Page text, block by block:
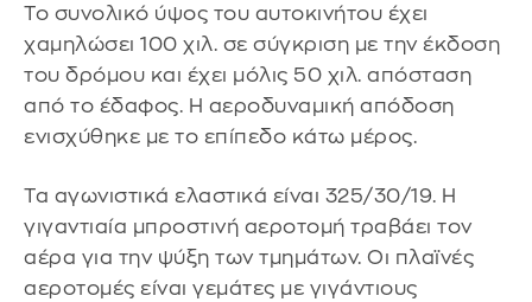
Το συνολικό ύψος του αυτοκινήτου έχει
χαμηλώσει 100 χιλ. σε σύγκριση με την έκδοση
του δρόμου και έχει μόλις 50 χιλ. απόσταση
από το έδαφος. Η αεροδυναμική απόδοση
ενισχύθηκε με το επίπεδο κάτω μέρος.
Τα αγωνιστικά ελαστικά είναι 325/30/19. Η
γιγαντιαία μπροστινή αεροτομή τραβάει τον
αέρα για την ψύξη των τμημάτων. Οι πλαϊνές
αεροτομές είναι γεμάτες με γιγάντιους